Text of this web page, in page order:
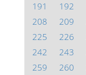
191
192
208
209
225
226
242
243
259
260